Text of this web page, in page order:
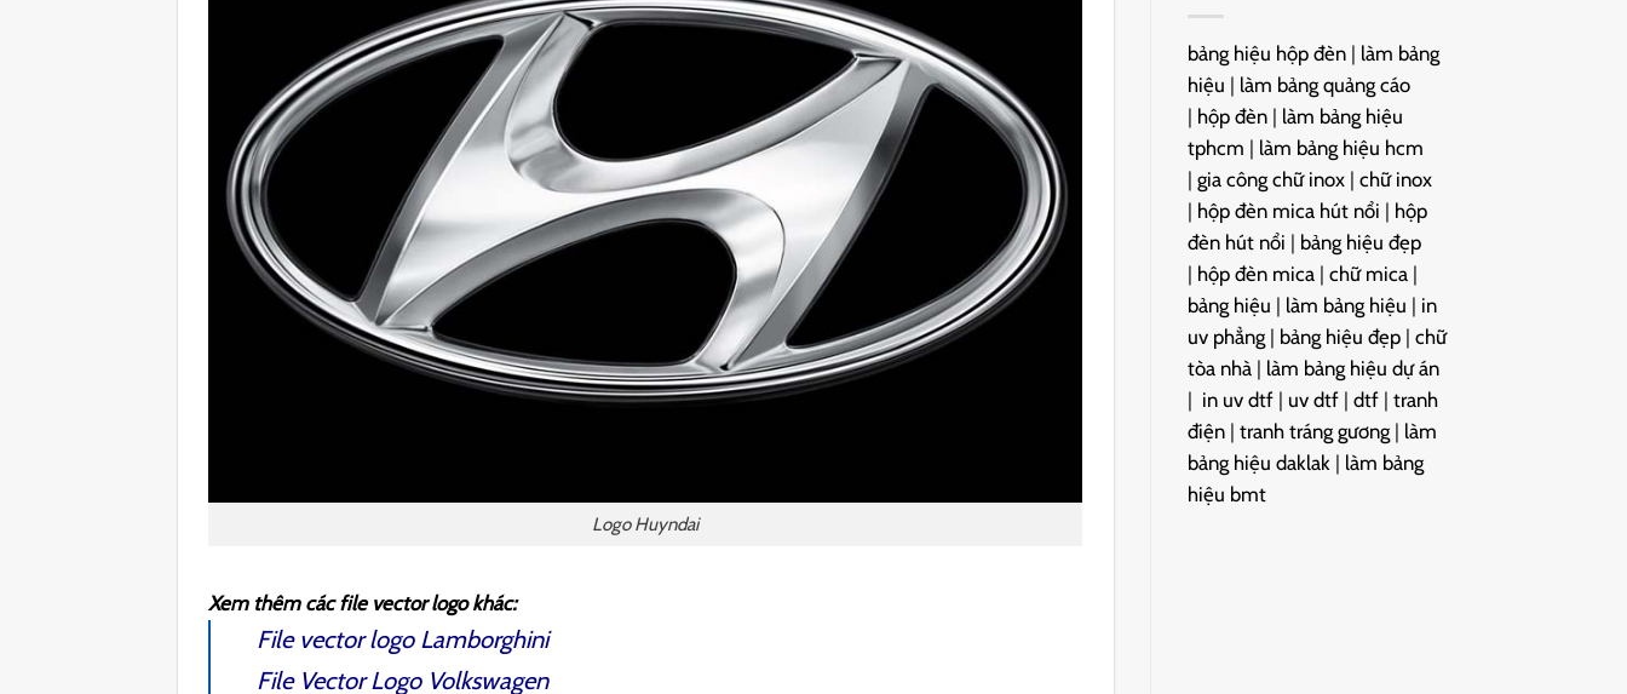
Logo Huyndai
Xem thêm các file vector logo khác:
File vector logo Lamborghini
File Vector Logo Volkswagen
bảng hiệu hộp đèn| làm bảng
hiệu | làm bảng quảng cáo
| hộp đèn| làm bảng hiệu
tphcm | làm bảng hiệu hcm
| gia công chữ inox| chữ inox
| hộp đèn mica hút nổi | hộp
đèn hút nổi | bảng hiệu đẹp
| hộp đèn mica| chữ mica|
bảng hiệu | làm bảng hiệu | in
uv phẳng| bảng hiệu đẹp| chữ
tòa nhà| làm bảng hiệu dự án
| in uv dtf| uv dtf| dtf| tranh
điện| tranh tráng gương| làm
bảng hiệu daklak| làm bảng
hiệu bmt